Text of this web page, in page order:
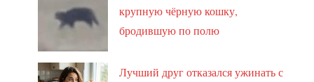
крупную чёрную кошку,
бродившую по полю
Лучший друг отказался ужинать с